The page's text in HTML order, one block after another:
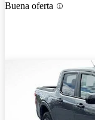
Buena oferta